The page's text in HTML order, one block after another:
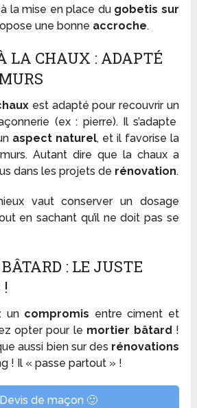
la mise en place du gobetis sur
une bonne accroche.
LA CHAUX : ADAPTÉ
est adapté pour recouvrir un
(ex : pierre). Il s’adapte
aspect naturel, et il favorise la
Autant dire que la chaux a
dans les projets de rénovation.
vaut conserver un dosage
en sachant qu’il ne doit pas se
: LE JUSTE
!
un compromis entre ciment et
opter pour le mortier bâtard !
aussi bien sur des rénovations
! Il « passe partout » !
Devis de maçon 🙂